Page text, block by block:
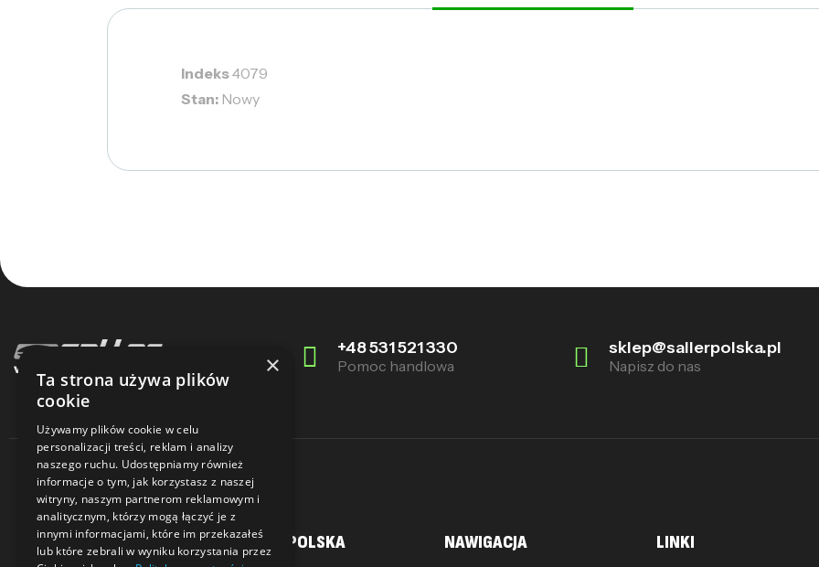
Indeks4079
Stan: Nowy
+48 531 521 330
Pomoc handlowa
sklep@sallerpolska.pl
Napisz do nas
MOJE KONTO SALLER POLSKA NAWIGACJA LINKI
×
Ta strona używa plików
cookie
Używamy plików cookie w celu
personalizacji treści, reklam i analizy
naszego ruchu. Udostępniamy również
informacje o tym, jak korzystasz z naszej
witryny, naszym partnerom reklamowym i
analitycznym, którzy mogą łączyć je z
innymi informacjami, które im przekazałeś
lub które zebrali w wyniku korzystania przez